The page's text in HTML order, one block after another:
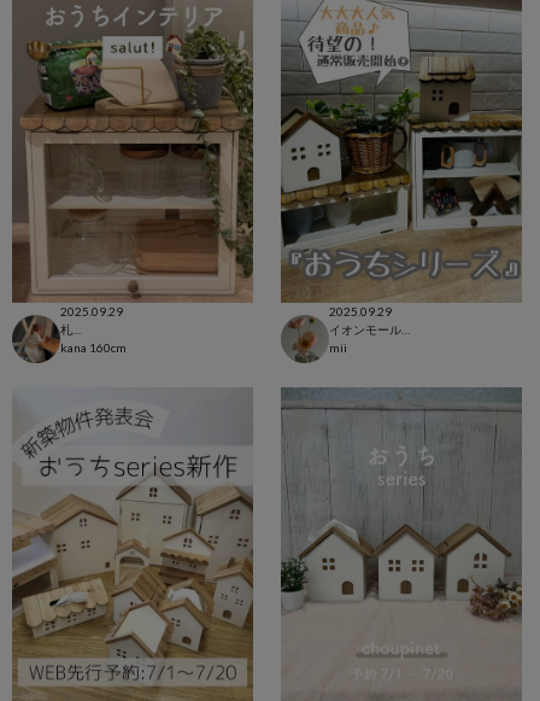
2025.09.29
kana 160cm
2025.09.29
イオンモール浦和美園店
mii